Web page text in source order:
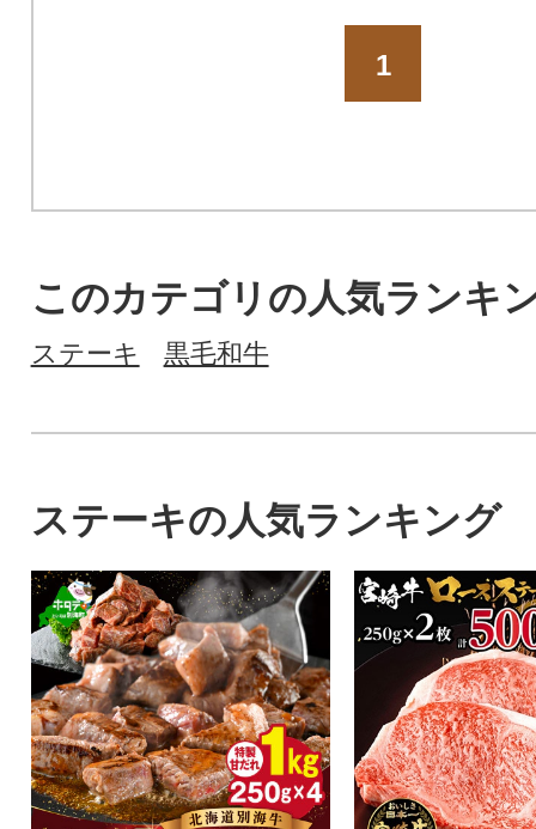
1
このカテゴリの人気ランキ
ステーキ 黒毛和牛
ステーキの人気ランキング